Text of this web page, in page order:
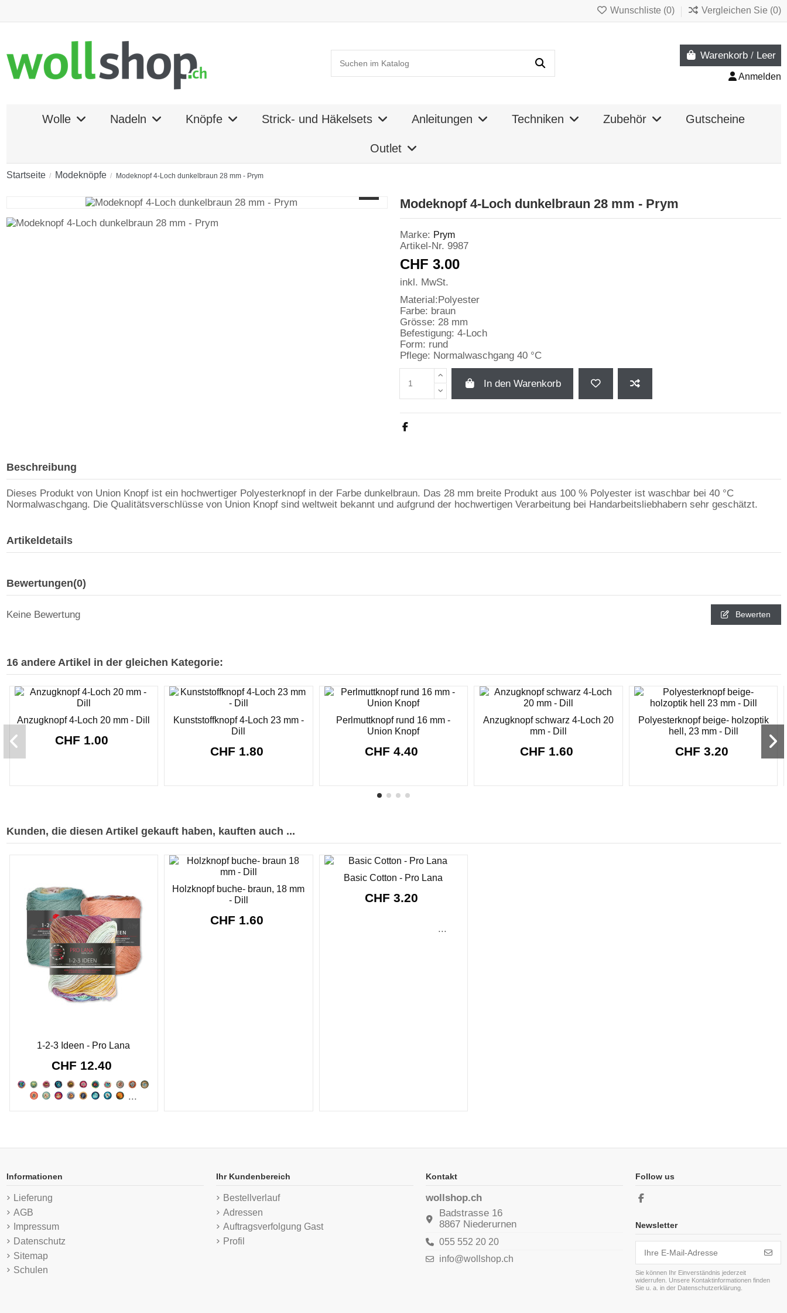
Wunschliste (0) Vergleichen Sie (0)
Warenkorb / Leer
Anmelden
Wolle Nadeln Knöpfe Strick- und Häkelsets Anleitungen Techniken Zubehör Gutscheine
Outlet
Startseite Modeknöpfe Modeknopf 4-Loch dunkelbraun 28 mm - Prym
Modeknopf 4-Loch dunkelbraun 28 mm - Prym
Marke: Prym
Artikel-Nr. 9987
CHF 3.00
inkl. MwSt.
Material:Polyester
Farbe: braun
Grösse: 28 mm
Befestigung: 4-Loch
Form: rund
Pflege: Normalwaschgang 40 °C
In den Warenkorb
Beschreibung
Dieses Produkt von Union Knopf ist ein hochwertiger Polyesterknopf in der Farbe dunkelbraun. Das 28 mm breite Produkt aus 100 % Polyester ist waschbar bei 40 °C
Normalwaschgang. Die Qualitätsverschlüsse von Union Knopf sind weltweit bekannt und aufgrund der hochwertigen Verarbeitung bei Handarbeitsliebhabern sehr geschätzt.
Artikeldetails
Bewertungen(0)
Keine Bewertung Bewerten
16 andere Artikel in der gleichen Kategorie:
Anzugknopf 4-Loch 20 mm - Dill
CHF 1.00
Kunststoffknopf 4-Loch 23 mm -
Dill
CHF 1.80
Perlmuttknopf rund 16 mm -
Union Knopf
CHF 4.40
Anzugknopf schwarz 4-Loch 20
mm - Dill
CHF 1.60
Polyesterknopf beige- holzoptik
hell, 23 mm - Dill
CHF 3.20
Kunden, die diesen Artikel gekauft haben, kauften auch ...
1-2-3 Ideen - Pro Lana
CHF 12.40
...
Holzknopf buche- braun, 18 mm
- Dill
CHF 1.60
Basic Cotton - Pro Lana
CHF 3.20
...
Informationen
Lieferung
AGB
Impressum
Datenschutz
Sitemap
Schulen
Ihr Kundenbereich
Bestellverlauf
Adressen
Auftragsverfolgung Gast
Profil
Kontakt
wollshop.ch
Badstrasse 16
8867 Niederurnen
055 552 20 20
info@wollshop.ch
Follow us
Newsletter
Sie können Ihr Einverständnis jederzeit
widerrufen. Unsere Kontaktinformationen finden
Sie u. a. in der Datenschutzerklärung.